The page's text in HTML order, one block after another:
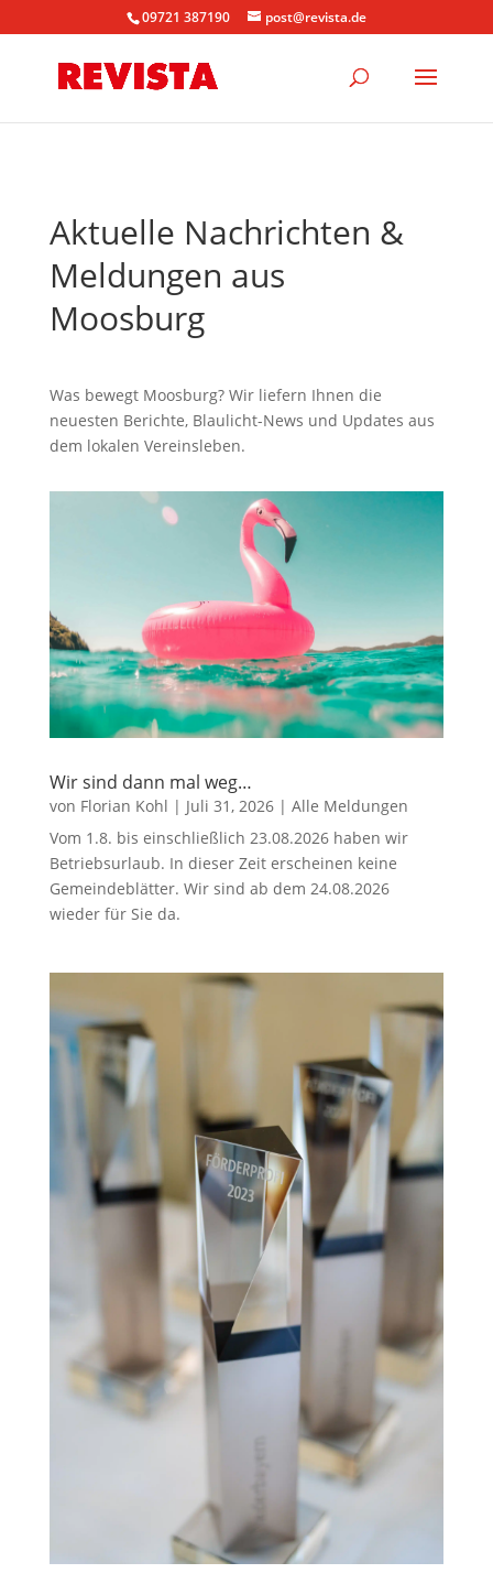
09721 387190 post@revista.de
Aktuelle Nachrichten &
Meldungen aus
Moosburg
Was bewegt Moosburg? Wir liefern Ihnen die
neuesten Berichte, Blaulicht-News und Updates aus
dem lokalen Vereinsleben.
Wir sind dann mal weg…
von Florian Kohl | Juli 31, 2026| Alle Meldungen
Vom 1.8. bis einschließlich 23.08.2026 haben wir
Betriebsurlaub. In dieser Zeit erscheinen keine
Gemeindeblätter. Wir sind ab dem 24.08.2026
wieder für Sie da.